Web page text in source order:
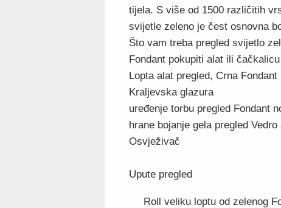
tijela. S više od 1500 različitih
svijetle zeleno je čest osnovna
Što vam treba pregled svijetlo
Fondant pokupiti alat ili
Lopta alat pregled, Crna Fondant
Kraljevska glazura
uređenje torbu pregled Fondant
hrane bojanje gela pregled
Osvježivač
Upute pregled
Roll veliku loptu od zelenog